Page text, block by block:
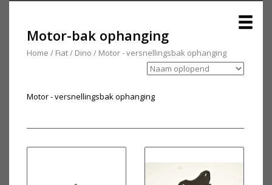
Motor-bak ophanging
Home / Fiat/ Dino / Motor - versnellingsbak ophanging
Motor - versnellingsbak ophanging